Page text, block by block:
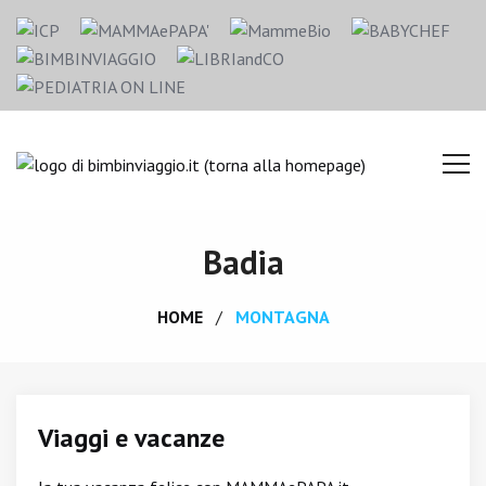
Badia
HOME MONTAGNA
Viaggi e vacanze